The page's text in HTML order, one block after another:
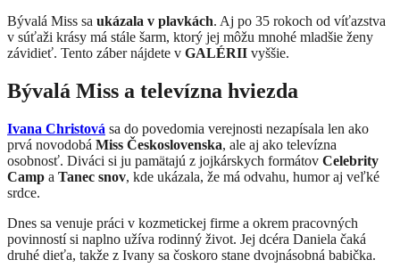
Bývalá Miss sa ukázala v plavkách. Aj po 35 rokoch od víťazstva
v súťaži krásy má stále šarm, ktorý jej môžu mnohé mladšie ženy
závidieť. Tento záber nájdete v GALÉRII vyššie.
Bývalá Miss a televízna hviezda
Ivana Christová sa do povedomia verejnosti nezapísala len ako
prvá novodobá Miss Československa, ale aj ako televízna
osobnosť. Diváci si ju pamätajú z jojkárskych formátov Celebrity
Camp a Tanec snov, kde ukázala, že má odvahu, humor aj veľké
srdce.
Dnes sa venuje práci v kozmetickej firme a okrem pracovných
povinností si naplno užíva rodinný život. Jej dcéra Daniela čaká
druhé dieťa, takže z Ivany sa čoskoro stane dvojnásobná babička.